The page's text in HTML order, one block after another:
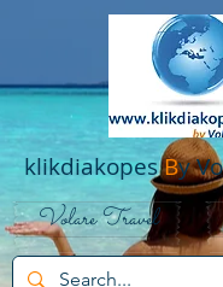
klikdiakopesBy
Volare Travel